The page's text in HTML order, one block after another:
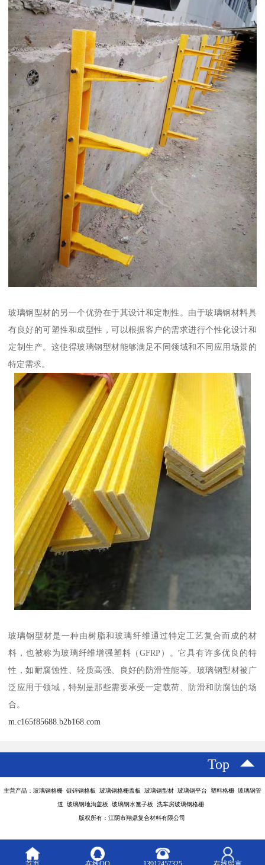
玻璃钢型材的另一个优势在于其设计和定制性。由于玻璃钢材料具
有良好的可塑性和成型性，可以根据客户的需求进行个性化设计和
定制生产。这使得玻璃钢型材能够满足不同领域和不同应用场景的
特定需求。
玻璃钢型材是一种由树脂和玻璃纤维通过特定工艺复合而成的材
料，也被称为玻璃纤维增强塑料（GFRP）。它具有许多优良的特
性，如耐腐蚀性、轻质高强、良好的防滑性能等。玻璃钢型材被广
泛应用于领域，特别是那些需要承受一定载荷、防滑和防腐蚀的场
合。
m.c165f85688.b2b168.com
Top
主营产品：玻璃钢格栅 镀锌钢格板 玻璃钢格栅盖板 玻璃钢型材 玻璃钢平台 塑料格栅 玻璃钢管
道 玻璃钢地沟盖板 玻璃钢水篦子板 洗车房玻璃钢格栅
版权所有：江阴市翔鼎复合材料有限公司